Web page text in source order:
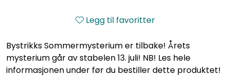
Legg til favoritter
Bystrikks Sommermysterium er tilbake! Årets
mysterium går av stabelen 13. juli! NB! Les hele
informasjonen under før du bestiller dette produktet!